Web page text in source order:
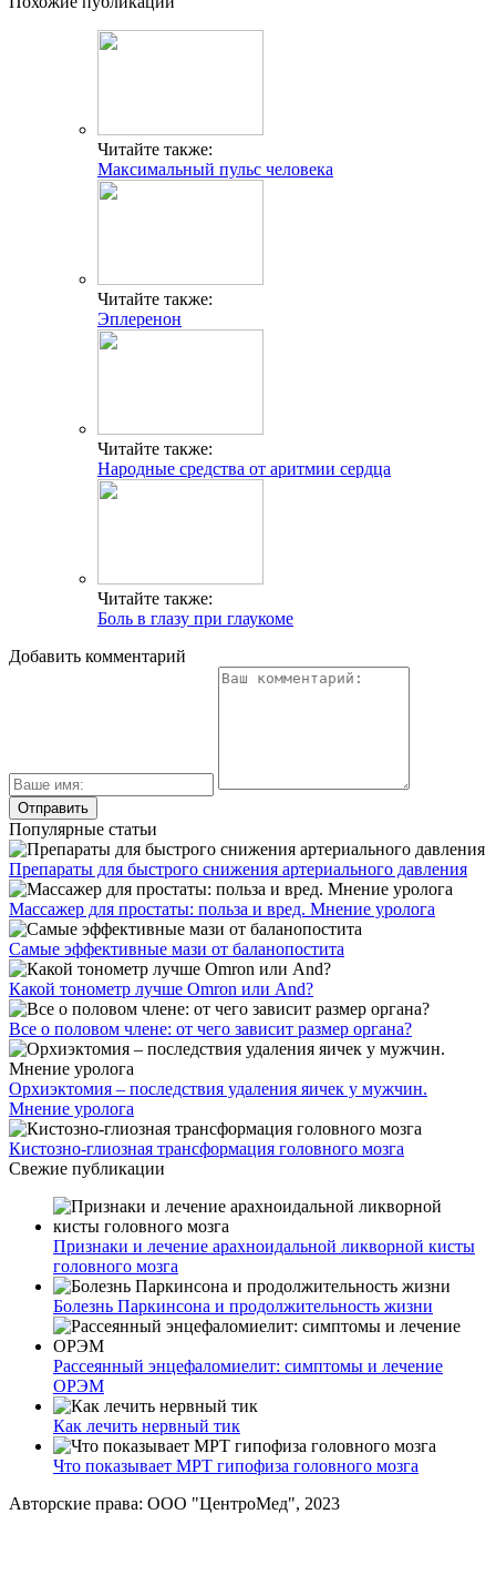
Читайте также:
Максимальный пульс человека
Читайте также:
Эплеренон
Читайте также:
Народные средства от аритмии сердца
Читайте также:
Боль в глазу при глаукоме
Добавить комментарий
Популярные статьи
Препараты для быстрого снижения артериального давления
Массажер для простаты: польза и вред. Мнение уролога
Самые эффективные мази от баланопостита
Какой тонометр лучше Omron или And?
Все о половом члене: от чего зависит размер органа?
Орхиэктомия – последствия удаления яичек у мужчин.
Мнение уролога
Кистозно-глиозная трансформация головного мозга
Свежие публикации
Признаки и лечение арахноидальной ликворной кисты
головного мозга
Болезнь Паркинсона и продолжительность жизни
Рассеянный энцефаломиелит: симптомы и лечение
ОРЭМ
Как лечить нервный тик
Что показывает МРТ гипофиза головного мозга
Авторские права: ООО "ЦентроМед", 2023